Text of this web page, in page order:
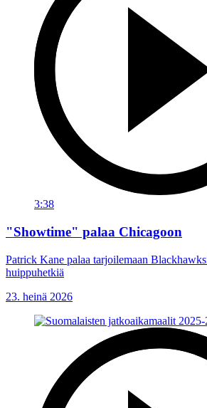
3:38
"Showtime" palaa Chicagoon
Patrick Kane palaa tarjoilemaan
huippuhetkiä
23. heinä 2026